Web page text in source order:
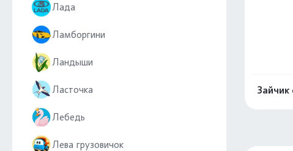
Лада
Ламборгини
Ландыши
Ласточка
Лебедь
Лева грузовичок